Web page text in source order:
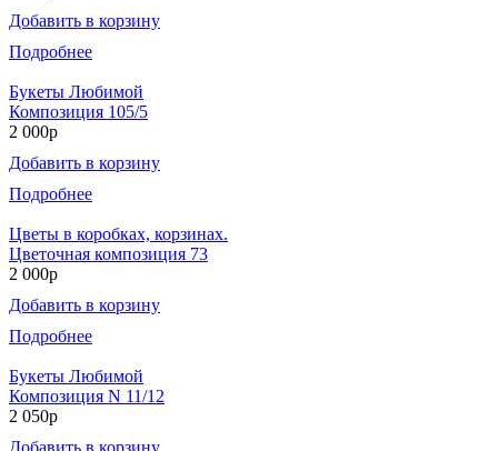
Добавить в корзину
Подробнее
Букеты Любимой
Композиция 105/5
2 000р
Добавить в корзину
Подробнее
Цветы в коробках, корзинах.
Цветочная композиция 73
2 000р
Добавить в корзину
Подробнее
Букеты Любимой
Композиция N 11/12
2 050р
Добавить в корзину